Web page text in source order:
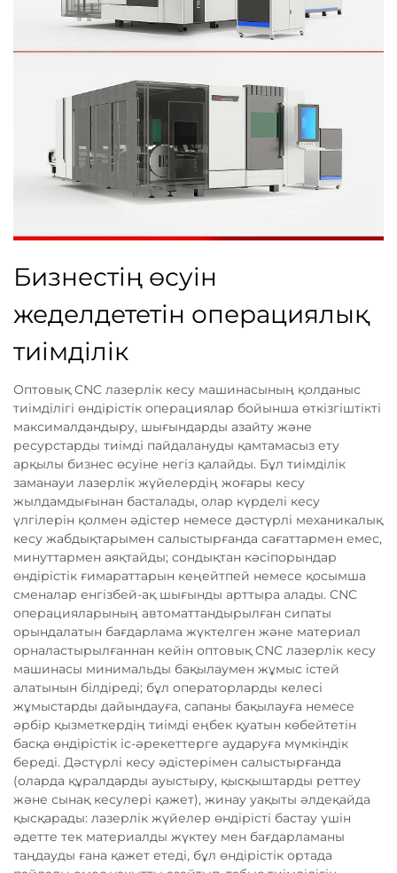
Бизнестің өсуін
жеделдететін операциялық
тиімділік
Оптовық CNC лазерлік кесу машинасының қолданыс
тиімділігі өндірістік операциялар бойынша өткізгіштікті
максималдандыру, шығындарды азайту және
ресурстарды тиімді пайдалануды қамтамасыз ету
арқылы бизнес өсуіне негіз қалайды. Бұл тиімділік
заманауи лазерлік жүйелердің жоғары кесу
жылдамдығынан басталады, олар күрделі кесу
үлгілерін қолмен әдістер немесе дәстүрлі механикалық
кесу жабдықтарымен салыстырғанда сағаттармен емес,
минуттармен аяқтайды; сондықтан кәсіпорындар
өндірістік ғимараттарын кеңейтпей немесе қосымша
сменалар енгізбей-ақ шығынды арттыра алады. CNC
операцияларының автоматтандырылған сипаты
орындалатын бағдарлама жүктелген және материал
орналастырылғаннан кейін оптовық CNC лазерлік кесу
машинасы минимальды бақылаумен жұмыс істей
алатынын білдіреді; бұл операторларды келесі
жұмыстарды дайындауға, сапаны бақылауға немесе
әрбір қызметкердің тиімді еңбек қуатын көбейтетін
басқа өндірістік іс-әрекеттерге аударуға мүмкіндік
береді. Дәстүрлі кесу әдістерімен салыстырғанда
(оларда құралдарды ауыстыру, қысқыштарды реттеу
және сынақ кесулері қажет), жинау уақыты әлдеқайда
қысқарады: лазерлік жүйелер өндірісті бастау үшін
әдетте тек материалды жүктеу мен бағдарламаны
таңдауды ғана қажет етеді, бұл өндірістік ортада